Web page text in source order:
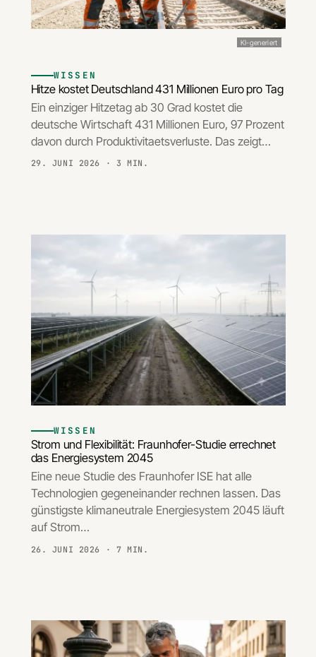
KI-generiert
WISSEN
Hitze kostet Deutschland 431 Millionen Euro pro Tag
Ein einziger Hitzetag ab 30 Grad kostet die
deutsche Wirtschaft 431 Millionen Euro, 97 Prozent
davon durch Produktivitaetsverluste. Das zeigt…
29. JUNI 2026 · 3 MIN.
WISSEN
Strom und Flexibilität: Fraunhofer-Studie errechnet
das Energiesystem 2045
Eine neue Studie des Fraunhofer ISE hat alle
Technologien gegeneinander rechnen lassen. Das
günstigste klimaneutrale Energiesystem 2045 läuft
auf Strom…
26. JUNI 2026 · 7 MIN.